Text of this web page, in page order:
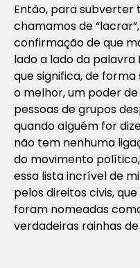
Então, para subverter
chamamos de
confirmação de que
lado a lado da palavra
que significa, de
o melhor, um poder
pessoas de grupos
quando alguém for
não tem nenhuma
do movimento
essa lista incrível de
pelos direitos civis,
foram nomeadas
verdadeiras rainhas